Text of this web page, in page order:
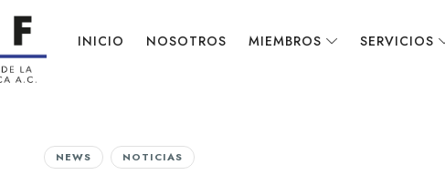
INICIO NOSOTROS MIEMBROS SERVICIOS
NEWS NOTICIAS